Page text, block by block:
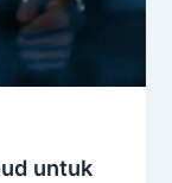
untuk